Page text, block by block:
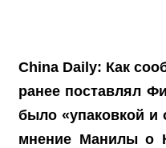
China Daily: Как
ранее поставлял
было «упаковкой
мнение Манилы о